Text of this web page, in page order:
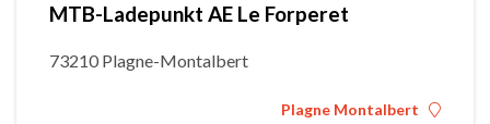
MTB-Ladepunkt AE Le Forperet
73210 Plagne-Montalbert
Plagne Montalbert